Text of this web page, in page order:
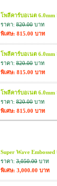
โพลีคาร์บอเนต
ราคา: 820.00 บาท
พิเศษ: 815.00 บาท
โพลีคาร์บอเนต
ราคา: 820.00 บาท
พิเศษ: 815.00 บาท
โพลีคาร์บอเนต
ราคา: 820.00 บาท
พิเศษ: 815.00 บาท
Super Wave
ราคา: 3,050.00 บาท
พิเศษ: 3,000.00 บาท